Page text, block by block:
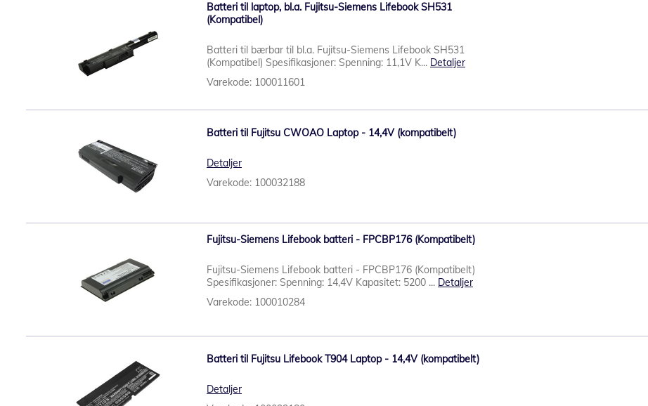
Batteri til laptop, bl.a. Fujitsu-Siemens Lifebook SH531
(Kompatibel)
Batteri til bærbar til bl.a. Fujitsu-Siemens Lifebook SH531
(Kompatibel) Spesifikasjoner: Spenning: 11,1V K... Detaljer
Varekode: 100011601
Batteri til Fujitsu CWOAO Laptop - 14,4V (kompatibelt)
Detaljer
Varekode: 100032188
Fujitsu-Siemens Lifebook batteri - FPCBP176 (Kompatibelt)
Fujitsu-Siemens Lifebook batteri - FPCBP176 (Kompatibelt)
Spesifikasjoner: Spenning: 14,4V Kapasitet: 5200 ... Detaljer
Varekode: 100010284
Batteri til Fujitsu Lifebook T904 Laptop - 14,4V (kompatibelt)
Detaljer